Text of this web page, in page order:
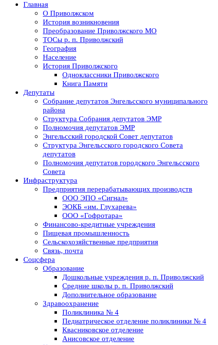
Главная
О Приволжском
История возникновения
Преобразование Приволжского МО
ТОСы р. п. Приволжский
География
Население
История Приволжского
Одноклассники Приволжского
Книга Памяти
Депутаты
Собрание депутатов Энгельсского муниципального
района
Структура Собрания депутатов ЭМР
Полномочия депутатов ЭМР
Энгельсский городской Совет депутатов
Структура Энгельсского городского Совета
депутатов
Полномочия депутатов городского Энгельсского
Совета
Инфраструктура
Предприятия перерабатывающих производств
ООО ЭПО «Сигнал»
ЭОКБ «им. Глухарева»
ООО «Гофротара»
Финансово-кредитные учреждения
Пищевая промышленность
Сельскохозяйственные предприятия
Связь, почта
Соцсфера
Образование
Дошкольные учреждения р. п. Приволжский
Средние школы р. п. Приволжский
Дополнительное образование
Здравоохранение
Поликлиника № 4
Педиатрическое отделение поликлиники № 4
Квасниковское отделение
Анисовское отделение